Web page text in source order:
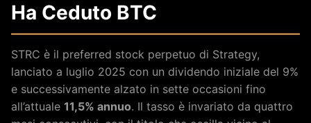
Ha Ceduto BTC
STRC è il preferred stock perpetuo di Strategy,
lanciato a luglio 2025 con un dividendo iniziale del 9%
e successivamente alzato in sette occasioni fino
all’attuale 11,5% annuo. Il tasso è invariato da quattro